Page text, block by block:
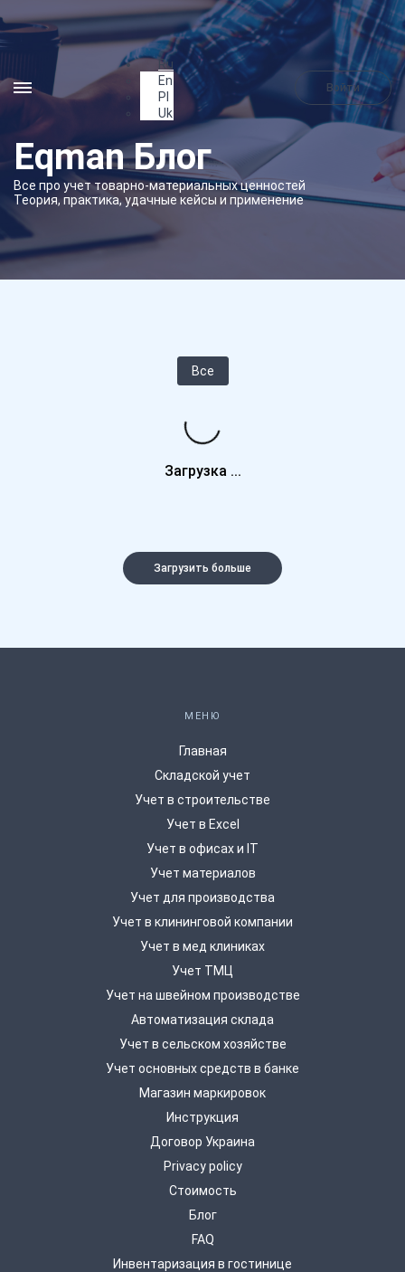
Ru
En
Pl
Uk
Войти
Eqman Блог
Все про учет товарно-материальных ценностей
Теория, практика, удачные кейсы и применение
Все
Загрузка ...
Загрузить больше
МЕНЮ
Главная
Складской учет
Учет в строительстве
Учет в Excel
Учет в офисах и IT
Учет материалов
Учет для производства
Учет в клининговой компании
Учет в мед клиниках
Учет ТМЦ
Учет на швейном производстве
Автоматизация склада
Учет в сельском хозяйстве
Учет основных средств в банке
Магазин маркировок
Инструкция
Договор Украина
Privacy policy
Стоимость
Блог
FAQ
Инвентаризация в гостинице